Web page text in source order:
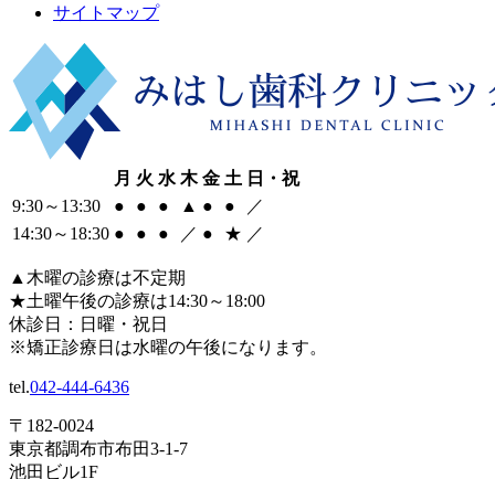
サイトマップ
月 火 水 木 金 土 日・祝
9:30～ 13:30 ● ● ● ▲ ● ●
／
14:30～ 18:30 ● ● ● ／ ● ★ ／
▲ 木曜の診療は不定期
★土曜午後の診療は14:30～18:00
休診日：日曜・祝日
※矯正診療日は水曜の午後になります。
tel.042-444-6436
〒182-0024
東京都調布市布田3-1-7
池田ビル1F